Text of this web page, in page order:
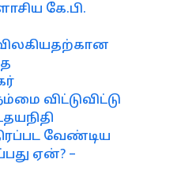
கே.பி.
விலகியதற்கான
விட்டுவிட்டு
வேண்டிய
ஏன்? –